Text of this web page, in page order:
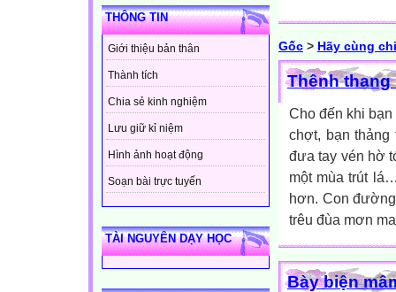
THÔNG TIN
Giới thiệu bản thân
Thành tích
Chia sẻ kinh nghiệm
Lưu giữ kỉ niệm
Hình ảnh hoạt động
Soạn bài trực tuyến
TÀI NGUYÊN DẠY HỌC
Gốc > Hãy cùng
Thênh thang
Cho đến khi
chợt, bạn
đưa tay vén hờ
một mùa trút
hơn. Con
trêu đùa mơn
Bày biện